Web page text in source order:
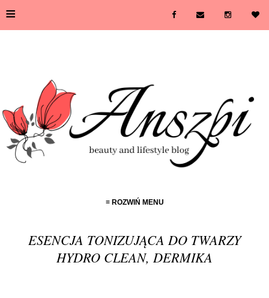
≡
≡ ROZWIŃ MENU
ESENCJA TONIZUJĄCA DO TWARZY
HYDRO CLEAN, DERMIKA